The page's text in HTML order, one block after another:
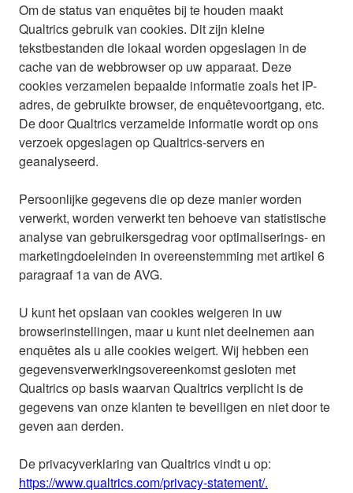
Om de status van enquêtes bij te houden maakt
Qualtrics gebruik van cookies. Dit zijn kleine
tekstbestanden die lokaal worden opgeslagen in de
cache van de webbrowser op uw apparaat. Deze
cookies verzamelen bepaalde informatie zoals het IP-
adres, de gebruikte browser, de enquêtevoortgang, etc.
De door Qualtrics verzamelde informatie wordt op ons
verzoek opgeslagen op Qualtrics-servers en
geanalyseerd.
Persoonlijke gegevens die op deze manier worden
verwerkt, worden verwerkt ten behoeve van statistische
analyse van gebruikersgedrag voor optimaliserings- en
marketingdoeleinden in overeenstemming met artikel 6
paragraaf 1a van de AVG.
U kunt het opslaan van cookies weigeren in uw
browserinstellingen, maar u kunt niet deelnemen aan
enquêtes als u alle cookies weigert. Wij hebben een
gegevensverwerkingsovereenkomst gesloten met
Qualtrics op basis waarvan Qualtrics verplicht is de
gegevens van onze klanten te beveiligen en niet door te
geven aan derden.
De privacyverklaring van Qualtrics vindt u op:
https://www.qualtrics.com/privacy-statement/.